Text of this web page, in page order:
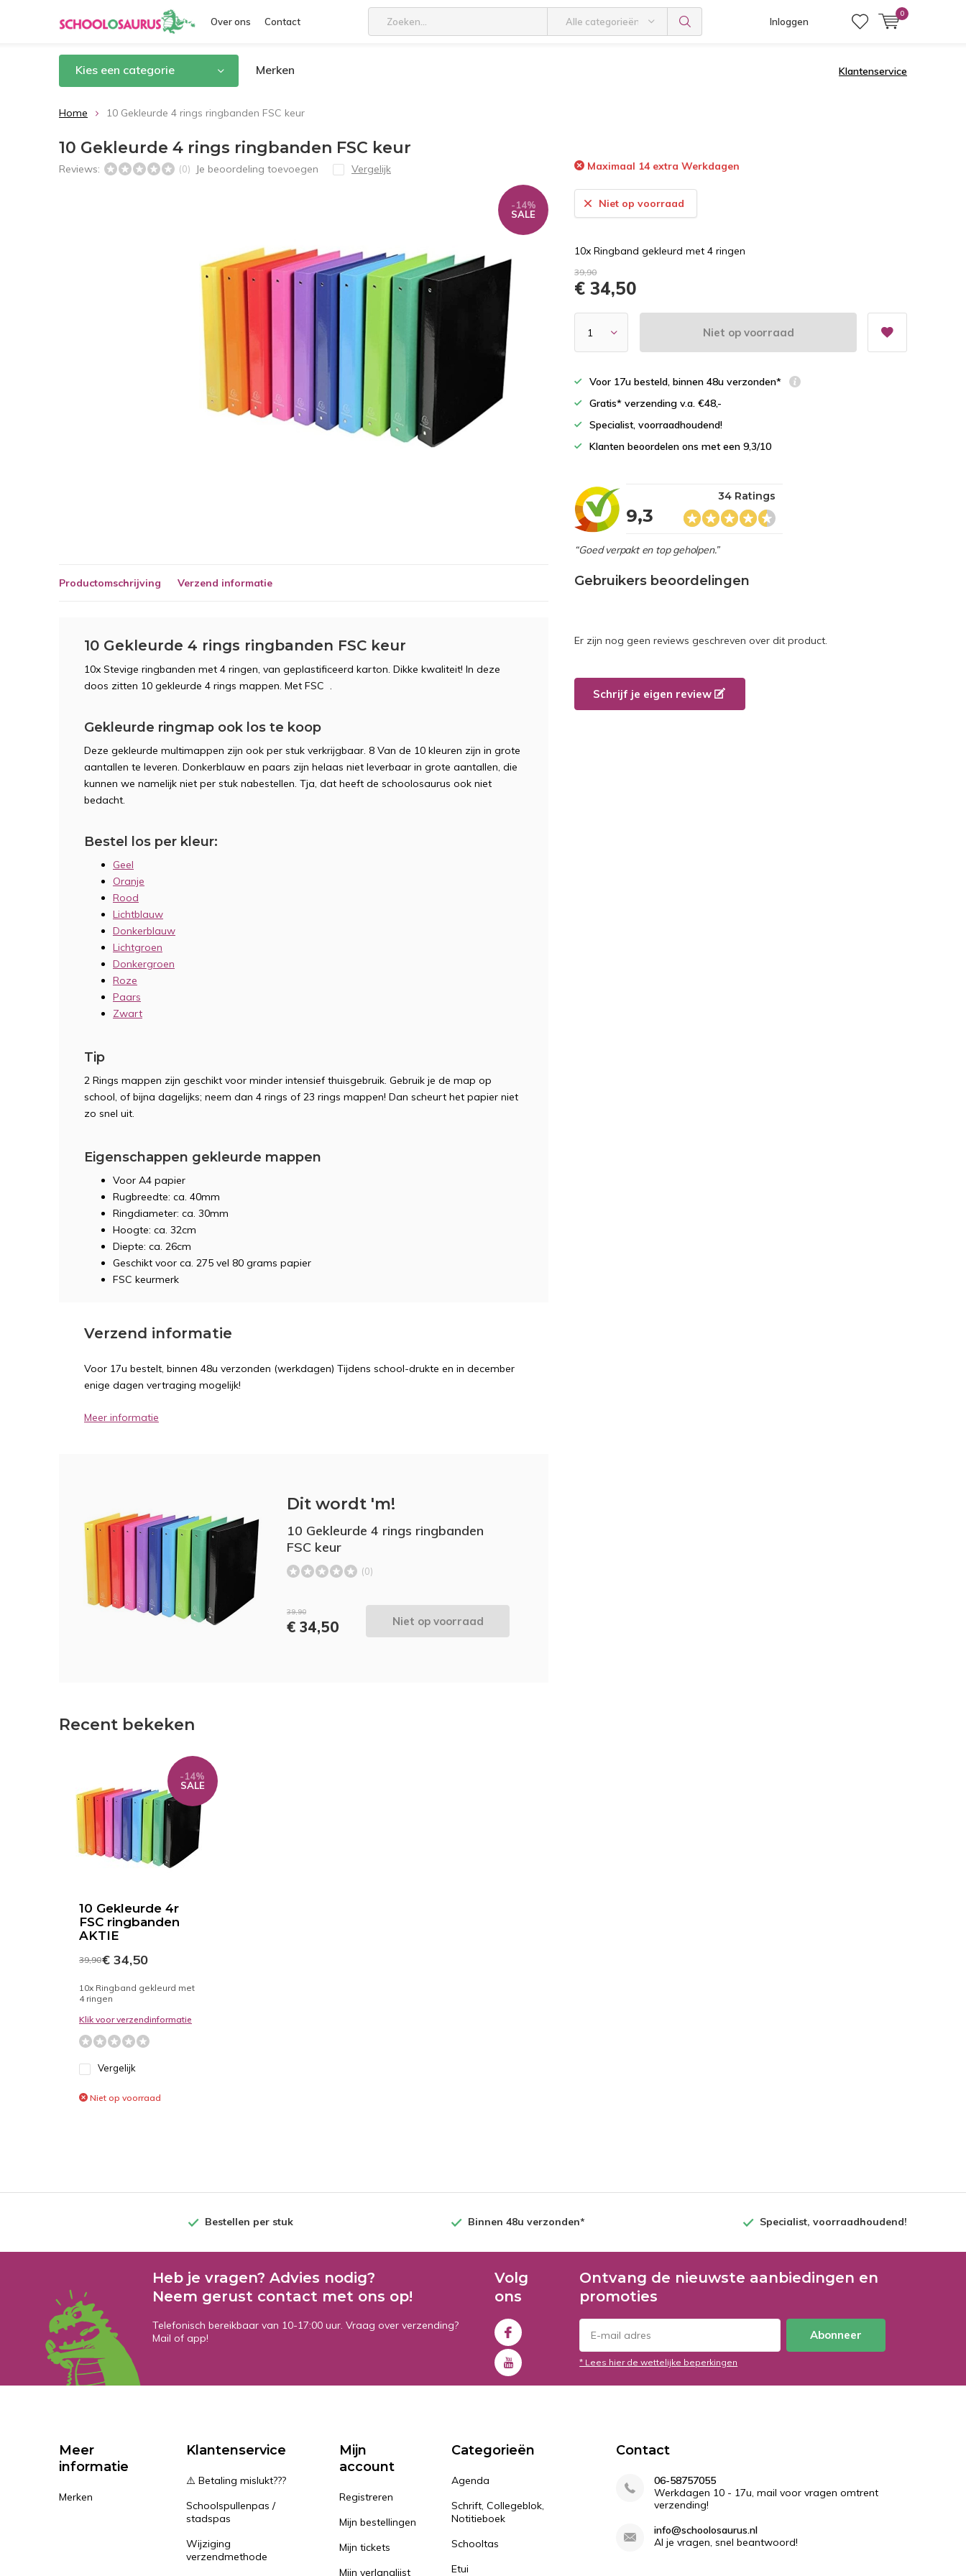
Over ons Contact Alle categorieën Inloggen
0
Kies een categorie Merken Klantenservice
Home 10 Gekleurde 4 rings ringbanden FSC keur
10 Gekleurde 4 rings ringbanden FSC keur
Reviews: (0) Je beoordeling toevoegen Vergelijk
-14%
SALE
Maximaal 14 extra Werkdagen
Niet op voorraad
10x Ringband gekleurd met 4 ringen
39,90
€ 34,50
Niet op voorraad
Voor 17u besteld, binnen 48u verzonden*
Gratis* verzending v.a. €48,-
Specialist, voorraadhoudend!
Klanten beoordelen ons met een 9,3/10
9,3
34 Ratings
“Goed verpakt en top geholpen.”
Productomschrijving Verzend informatie
10 Gekleurde 4 rings ringbanden FSC keur
10x Stevige ringbanden met 4 ringen, van geplastificeerd karton. Dikke kwaliteit! In deze
doos zitten 10 gekleurde 4 rings mappen. Met FSC .
Gekleurde ringmap ook los te koop
Deze gekleurde multimappen zijn ook per stuk verkrijgbaar. 8 Van de 10 kleuren zijn in grote
aantallen te leveren. Donkerblauw en paars zijn helaas niet leverbaar in grote aantallen, die
kunnen we namelijk niet per stuk nabestellen. Tja, dat heeft de schoolosaurus ook niet
bedacht.
Bestel los per kleur:
Geel
Oranje
Rood
Lichtblauw
Donkerblauw
Lichtgroen
Donkergroen
Roze
Paars
Zwart
Tip
2 Rings mappen zijn geschikt voor minder intensief thuisgebruik. Gebruik je de map op
school, of bijna dagelijks; neem dan 4 rings of 23 rings mappen! Dan scheurt het papier niet
zo snel uit.
Eigenschappen gekleurde mappen
Voor A4 papier
Rugbreedte: ca. 40mm
Ringdiameter: ca. 30mm
Hoogte: ca. 32cm
Diepte: ca. 26cm
Geschikt voor ca. 275 vel 80 grams papier
FSC keurmerk
Verzend informatie
Voor 17u bestelt, binnen 48u verzonden (werkdagen) Tijdens school-drukte en in december
enige dagen vertraging mogelijk!
Meer informatie
Dit wordt 'm!
10 Gekleurde 4 rings ringbanden
FSC keur
(0)
39,90
€ 34,50 Niet op voorraad
Gebruikers beoordelingen
Er zijn nog geen reviews geschreven over dit product.
Schrijf je eigen review
Recent bekeken
10 Gekleurde 4r
FSC ringbanden
AKTIE
-14%
SALE
39,90€ 34,50
10x Ringband gekleurd met
4 ringen
Klik voor verzendinformatie
Vergelijk
Niet op voorraad
Bestellen per stuk Binnen 48u verzonden* Specialist, voorraadhoudend!
Heb je vragen? Advies nodig?
Neem gerust contact met ons op!
Telefonisch bereikbaar van 10-17:00 uur. Vraag over verzending?
Mail of app!
Volg
ons
Ontvang de nieuwste aanbiedingen en
promoties
Abonneer
* Lees hier de wettelijke beperkingen
Meer
informatie
Merken
Klantenservice
⚠️ Betaling mislukt???
Schoolspullenpas /
stadspas
Wijziging
verzendmethode
Mijn
account
Registreren
Mijn bestellingen
Mijn tickets
Mijn verlanglijst
Categorieën
Agenda
Schrift, Collegeblok,
Notitieboek
Schooltas
Etui
Contact
06-58757055
Werkdagen 10 - 17u, mail voor vragen omtrent
verzending!
info@schoolosaurus.nl
Al je vragen, snel beantwoord!